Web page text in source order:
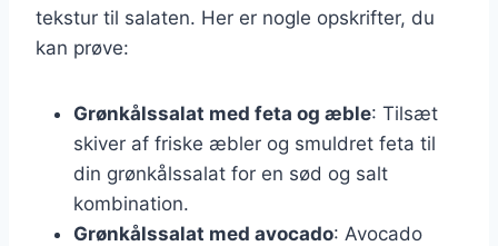
tekstur til salaten. Her er nogle opskrifter, du
kan prøve:
Grønkålssalat med feta og æble: Tilsæt
skiver af friske æbler og smuldret feta til
din grønkålssalat for en sød og salt
kombination.
Grønkålssalat med avocado: Avocado